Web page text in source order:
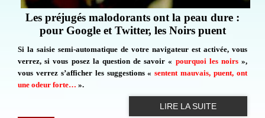
Les préjugés malodorants ont la peau dure :
pour Google et Twitter, les Noirs puent
Si la saisie semi-automatique de votre navigateur est activée, vous
verrez, si vous posez la question de savoir « pourquoi les noirs »,
vous verrez s’afficher les suggestions «sentent mauvais, puent, ont
une odeur forte… ».
LIRE LA SUITE